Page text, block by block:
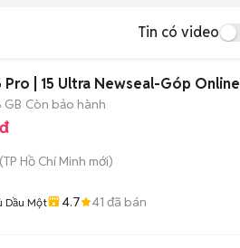
Tin có video
Pro | 15 Ultra Newseal-Góp Online
GB Còn bảo hành
(TP Hồ Chí Minh mới)
Dầu Một 4.7 41 đã bán